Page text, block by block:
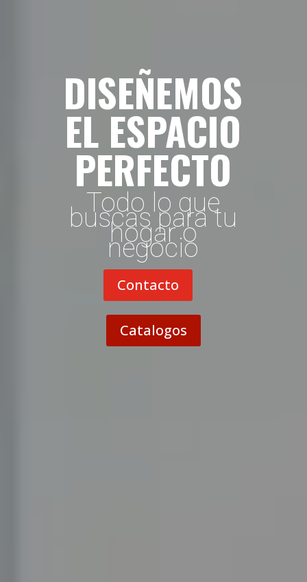
DISEÑEMOS
EL ESPACIO
PERFECTO
Todo lo que
buscas para tu
hogar o
negocio
Contacto
Catalogos